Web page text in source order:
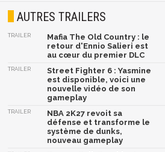
AUTRES TRAILERS
TRAILER
Mafia The Old Country : le
retour d'Ennio Salieri est
au cœur du premier DLC
TRAILER
Street Fighter 6 : Yasmine
est disponible, voici une
nouvelle vidéo de son
gameplay
TRAILER
NBA 2K27 revoit sa
défense et transforme le
système de dunks,
nouveau gameplay